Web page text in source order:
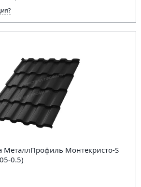
МеталлПрофиль Монтекристо-S
0.5)